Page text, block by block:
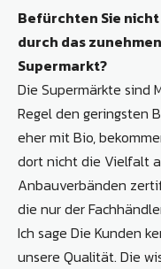
Befürchten Sie
durch das
Supermarkt?
Die Supermärkte sind
Regel den geringsten
eher mit Bio,
dort nicht die Vielfalt
Anbauverbänden
die nur der
Ich sage Die Kunden
unsere Qualität. Die